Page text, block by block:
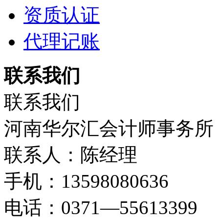
资质认证
代理记账
联系我们
联系我们
河南华尔汇会计师事务
联系人：陈经理
手机：13598080636
电话：0371—55613399